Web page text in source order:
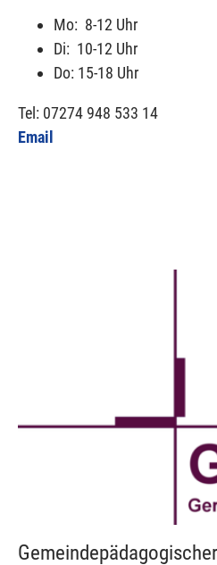
Mo: 8-12 Uhr
Di: 10-12 Uhr
Do: 15-18 Uhr
Tel: 07274 948 533 14
Email